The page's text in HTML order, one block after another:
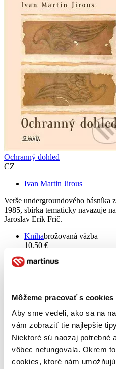
Môžeme pracovať s
Aby sme vedeli, ako sa na
vám zobraziť tie najlepšie
Niektoré sú naozaj potrebné
vôbec nefungovala. Okrem
cookies, ktoré nám
Ochranný dohled
CZ
Ivan Martin Jirous
Verše undergroundového básníka
1985, sbírka tematicky navazuje
Jaroslav Erik Frič.
Knihabrožovaná väzba
10,50 €
Tento produkt momentálne
Vložiť do košíka